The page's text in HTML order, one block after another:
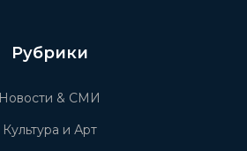
Рубрики
Новости & СМИ
Культура и Арт